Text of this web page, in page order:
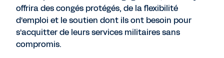
offrira des congés protégés, de la flexibilité
d'emploi et le soutien dont ils ont besoin pour
s'acquitter de leurs services militaires sans
compromis.